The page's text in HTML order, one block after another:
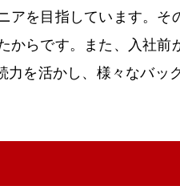
を目指しています。そ
らです。また、入社前
を活かし、様々なバッ